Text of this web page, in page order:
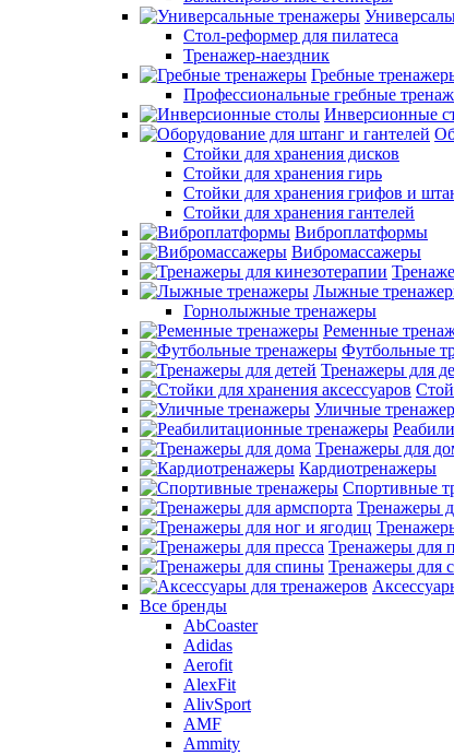
Стол-реформер для пилатеса
Тренажер-наездник
Гребные
Профессиональные гребные
Инверсионные
Стойки для хранения дисков
Стойки для хранения гирь
Стойки для хранения грифов и
Стойки для хранения гантелей
Виброплатформы
Вибромассажеры
Лыжные
Горнолыжные тренажеры
Ременные
Футбольные
Тренажеры для
Уличные
Тренажеры для
Кардиотренажеры
Спортивные
Тренажеры
Тренажеры для
Тренажеры для
Все бренды
AbCoaster
Adidas
Aerofit
AlexFit
AlivSport
AMF
Ammity